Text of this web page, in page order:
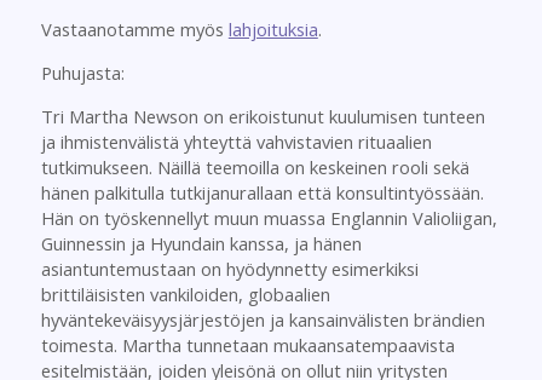
Vastaanotamme myös lahjoituksia.
Puhujasta:
Tri Martha Newson on erikoistunut kuulumisen tunteen
ja ihmistenvälistä yhteyttä vahvistavien rituaalien
tutkimukseen. Näillä teemoilla on keskeinen rooli sekä
hänen palkitulla tutkijanurallaan että konsultintyössään.
Hän on työskennellyt muun muassa Englannin Valioliigan,
Guinnessin ja Hyundain kanssa, ja hänen
asiantuntemustaan on hyödynnetty esimerkiksi
brittiläisisten vankiloiden, globaalien
hyväntekeväisyysjärjestöjen ja kansainvälisten brändien
toimesta. Martha tunnetaan mukaansatempaavista
esitelmistään, joiden yleisönä on ollut niin yritysten